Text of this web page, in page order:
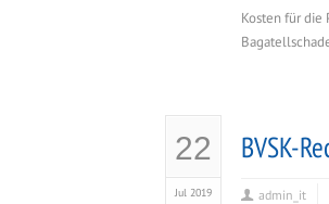
Kosten für die
22
Jul 2019
BVSK-
admin_it